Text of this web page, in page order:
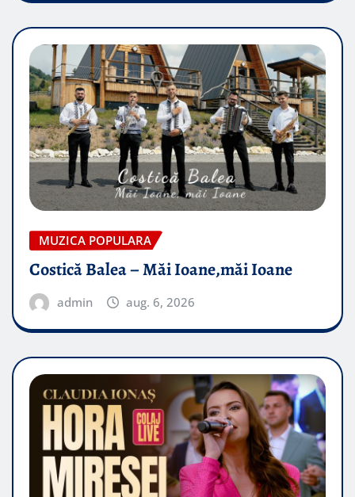
MUZICA POPULARA
Costică Balea – Măi Ioane,măi Ioane
admin aug. 6, 2026